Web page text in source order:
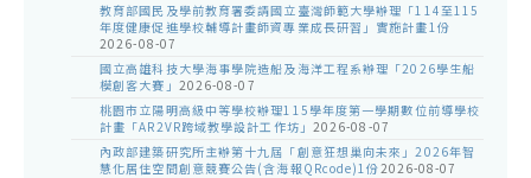
教育部國民及學前教育署委請國立臺灣師範大學辦理「114至115
年度健康促進學校輔導計畫師資專業成長研習」實施計畫1份
2026-08-07
國立高雄科技大學海事學院造船及海洋工程系辦理「2026學生船
模創客大賽」 2026-08-07
桃園市立陽明高級中等學校辦理115學年度第一學期數位前導學校
計畫「AR2VR跨域教學設計工作坊」 2026-08-07
內政部建築研究所主辦第十九屆「創意狂想巢向未來」2026年智
慧化居住空間創意競賽公告(含海報QRcode)1份2026-08-07